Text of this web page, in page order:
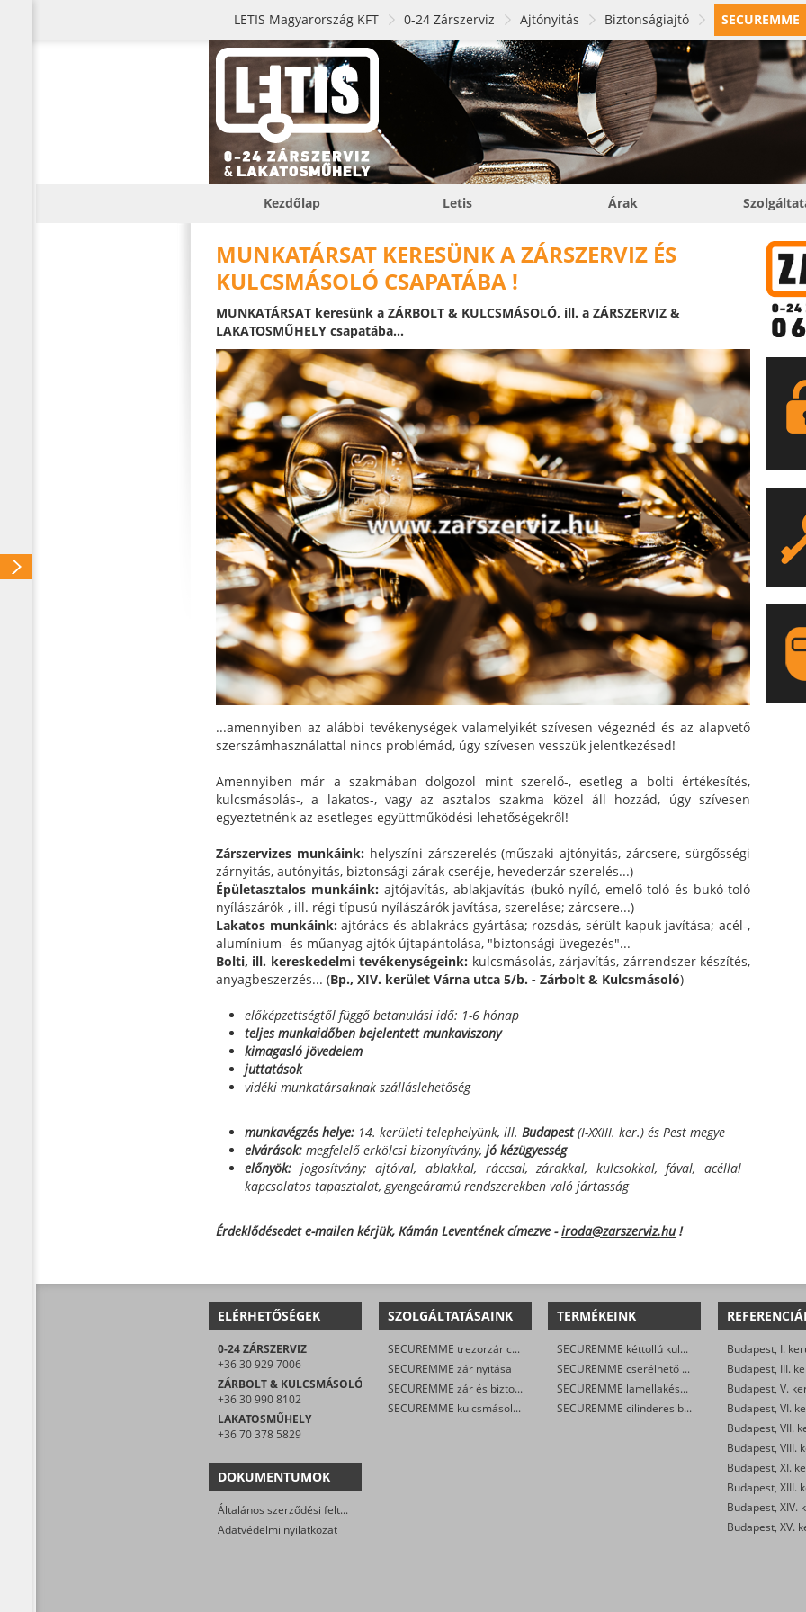
LETIS Magyarország KFT 0-24 Zárszerviz Ajtónyitás Biztonságiajtó SECUREMME
Kezdőlap Letis Árak
MUNKATÁRSAT KERESÜNK A ZÁRSZERVIZ ÉS
KULCSMÁSOLÓ CSAPATÁBA !
MUNKATÁRSAT keresünk a ZÁRBOLT & KULCSMÁSOLÓ, ill. a ZÁRSZERVIZ &
LAKATOSMŰHELY csapatába...
...amennyiben az alábbi tevékenységek valamelyikét szívesen végeznéd és az alapvető
szerszámhasználattal nincs problémád, úgy szívesen vesszük jelentkezésed!
Amennyiben már a szakmában dolgozol mint szerelő-, esetleg a bolti értékesítés,
kulcsmásolás-, a lakatos-, vagy az asztalos szakma közel áll hozzád, úgy szívesen
egyeztetnénk az esetleges együttműködési lehetőségekről!
Zárszervizes munkáink: helyszíni zárszerelés (műszaki ajtónyitás, zárcsere, sürgősségi
zárnyitás, autónyitás, biztonsági zárak cseréje, hevederzár szerelés...)
Épületasztalos munkáink:ajtójavítás, ablakjavítás (bukó-nyíló, emelő-toló és bukó-toló
nyílászárók-, ill. régi típusú nyílászárók javítása, szerelése; zárcsere...)
Lakatos munkáink: ajtórács és ablakrács gyártása; rozsdás, sérült kapuk javítása; acél-,
alumínium- és műanyag ajtók újtapántolása, "biztonsági üvegezés"...
Bolti, ill. kereskedelmi tevékenységeink: kulcsmásolás, zárjavítás, zárrendszer készítés,
anyagbeszerzés... (Bp., XIV. kerület Várna utca 5/b. - Zárbolt & Kulcsmásoló)
előképzettségtől függő betanulási idő: 1-6 hónap
teljes munkaidőben bejelentett munkaviszony
kimagasló jövedelem
juttatások
vidéki munkatársaknak szálláslehetőség
munkavégzés helye: 14. kerületi telephelyünk, ill. Budapest(I-XXIII. ker.) és Pest megye
elvárások: megfelelő erkölcsi bizonyítvány, jó kézügyesség
előnyök: jogosítvány; ajtóval, ablakkal, ráccsal, zárakkal, kulcsokkal, fával, acéllal
kapcsolatos tapasztalat, gyengeáramú rendszerekben való jártasság
Érdeklődésedet e-mailen kérjük, Kámán Leventének címezve -iroda@zarszerviz.hu!
ELÉRHETŐSÉGEK
0-24 ZÁRSZERVIZ
+36 30 929 7006
ZÁRBOLT & KULCSMÁSOLÓ
+36 30 990 8102
LAKATOSMŰHELY
+36 70 378 5829
DOKUMENTUMOK
Általános szerződési feltételek
Adatvédelmi nyilatkozat
SZOLGÁLTATÁSAINK
SECUREMME trezorzár csere
SECUREMME zár nyitása
SECUREMME zár és biztonsági ajtó javítása/karbantartása
SECUREMME kulcsmásolás
TERMÉKEINK
SECUREMME kéttollú kulcsos trezorzár
SECUREMME cserélhető lamellás zárak
SECUREMME lamellakészlet
SECUREMME cilinderes biztonsági ajtó zár
Budapest, I.
Budapest, III.
Budapest, V.
Budapest, VI.
Budapest, VII.
Budapest, VIII.
Budapest, XI.
Budapest, XIII.
Budapest, XIV.
Budapest, XV.